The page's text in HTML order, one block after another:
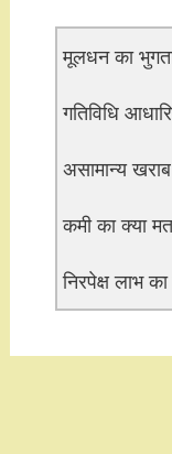
मूलधन का
गतिविधि
असामान्य
कमी का क्या
निरपेक्ष लाभ